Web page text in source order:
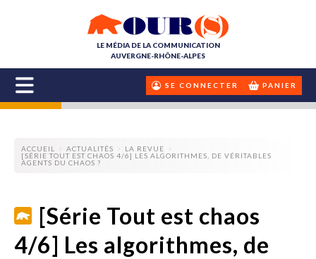
LE MÉDIA DE LA COMMUNICATION
AUVERGNE-RHÔNE-ALPES
SE CONNECTER PANIER
ACCUEIL ACTUALITÉS
LA REVUE
[SÉRIE TOUT EST CHAOS 4/6] LES ALGORITHMES, DE VÉRITABLES
AGENTS DU CHAOS ?
[Série Tout est chaos
4/6] Les algorithmes, de